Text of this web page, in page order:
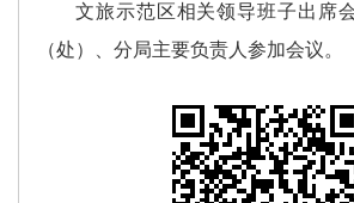
文旅示范区相关领导班子出席
（处）、分局主要负责人参加会议。